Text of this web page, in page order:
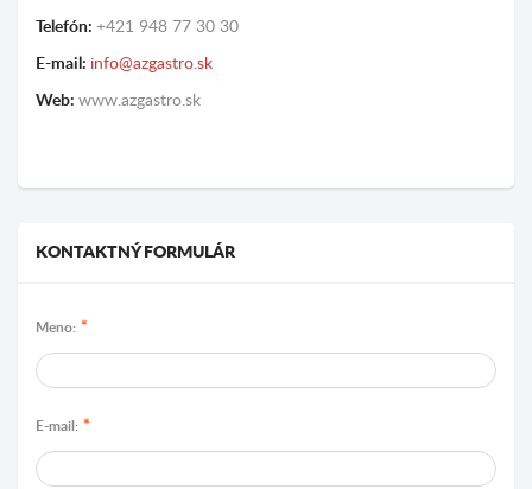
Telefón: +421 948 77 30 30
E-mail: info@azgastro.sk
Web: www.azgastro.sk
KONTAKTNÝ FORMULÁR
Meno: *
E-mail: *